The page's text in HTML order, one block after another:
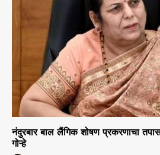
नंदुरबार बाल लैंगिक शोषण प्रकरणाचा
गोऱ्हे